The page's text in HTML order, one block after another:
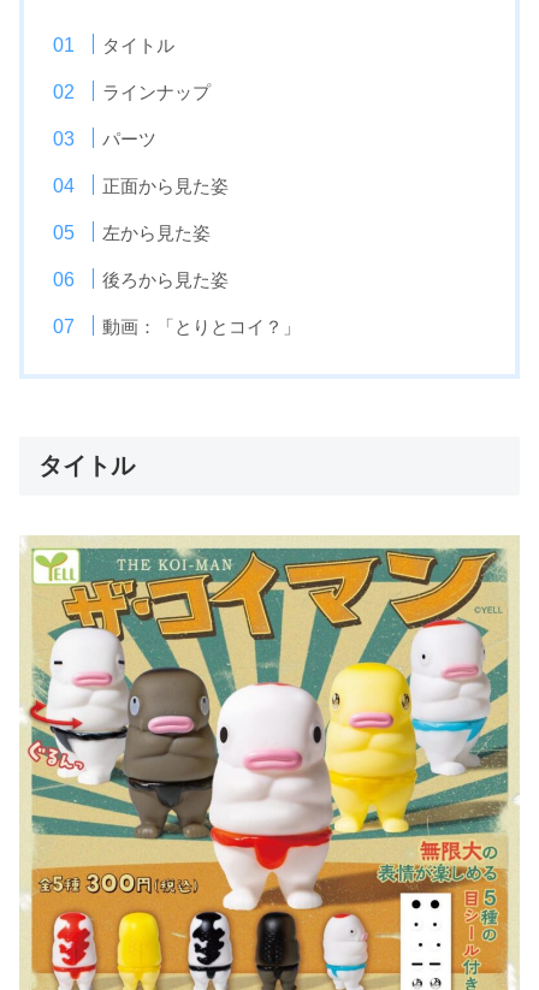
タイトル
ラインナップ
パーツ
正面から見た姿
左から見た姿
後ろから見た姿
動画：「とりとコイ？」
タイトル